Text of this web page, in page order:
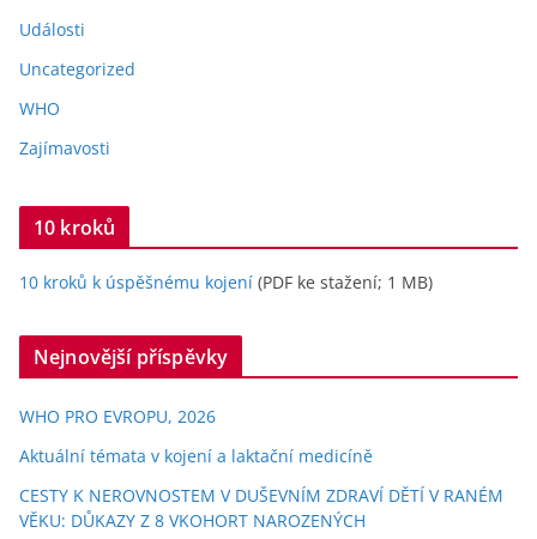
Události
Uncategorized
WHO
Zajímavosti
10 kroků
10 kroků k úspěšnému kojení (PDF ke stažení; 1 MB)
Nejnovější příspěvky
WHO PRO EVROPU, 2026
Aktuální témata v kojení a laktační medicíně
CESTY K NEROVNOSTEM V DUŠEVNÍM ZDRAVÍ DĚTÍ V RANÉM
VĚKU: DŮKAZY Z 8 VKOHORT NAROZENÝCH